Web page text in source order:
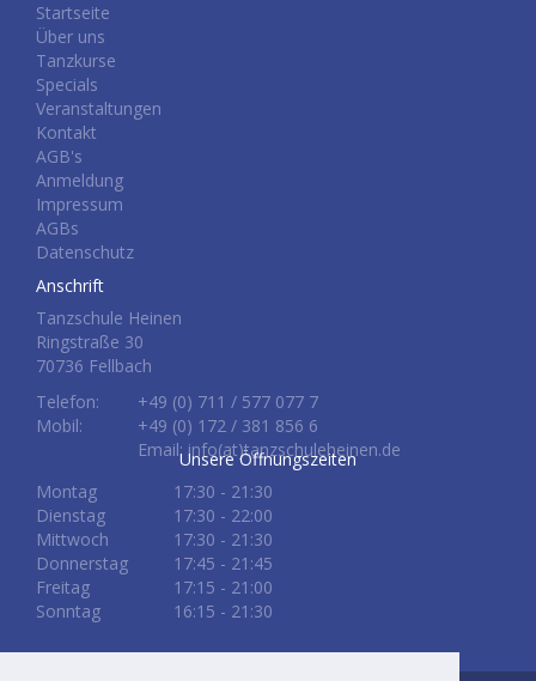
Startseite
Über uns
Tanzkurse
Specials
Veranstaltungen
Kontakt
AGB's
Anmeldung
Impressum
AGBs
Datenschutz
Anschrift
Tanzschule Heinen
Ringstraße 30
70736 Fellbach
Telefon:
+49 (0) 711 / 577 077 7
Mobil:
+49 (0) 172 / 381 856 6
Email: info(at)tanzschuleheinen.de
Unsere Öffnungszeiten
Montag
17:30 - 21:30
Dienstag
17:30 - 22:00
Mittwoch
17:30 - 21:30
Donnerstag
17:45 - 21:45
Freitag
17:15 - 21:00
Sonntag
16:15 - 21:30